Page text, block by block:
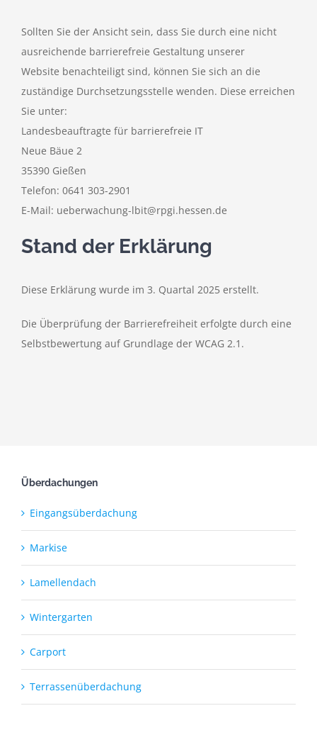
Sollten Sie der Ansicht sein, dass Sie durch eine nicht
ausreichende barrierefreie Gestaltung unserer
Website benachteiligt sind, können Sie sich an die
zuständige Durchsetzungsstelle wenden. Diese erreichen
Sie unter:
Landesbeauftragte für barrierefreie IT
Neue Bäue 2
35390 Gießen
Telefon: 0641 303-2901
E-Mail: ueberwachung-lbit@rpgi.hessen.de
Stand der Erklärung
Diese Erklärung wurde im 3. Quartal 2025 erstellt.
Die Überprüfung der Barrierefreiheit erfolgte durch eine
Selbstbewertung auf Grundlage der WCAG 2.1.
Überdachungen
Eingangsüberdachung
Markise
Lamellendach
Wintergarten
Carport
Terrassenüberdachung